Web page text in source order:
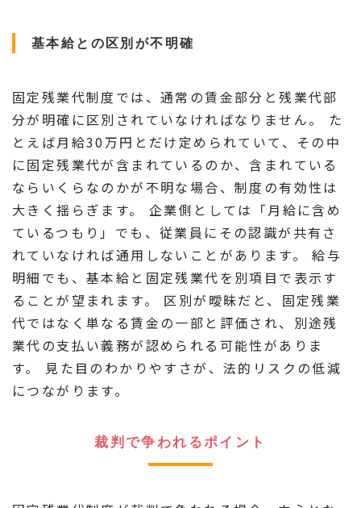
基本給との区別が不明確
固定残業代制度では、通常の賃金部分と残業代部
分が明確に区別されていなければなりません。 た
とえば月給30万円とだけ定められていて、その中
に固定残業代が含まれているのか、含まれている
ならいくらなのかが不明な場合、制度の有効性は
大きく揺らぎます。 企業側としては「月給に含め
ているつもり」でも、従業員にその認識が共有さ
れていなければ通用しないことがあります。 給与
明細でも、基本給と固定残業代を別項目で表示す
ることが望まれます。 区別が曖昧だと、固定残業
代ではなく単なる賃金の一部と評価され、別途残
業代の支払い義務が認められる可能性がありま
す。 見た目のわかりやすさが、法的リスクの低減
につながります。
裁判で争われるポイント